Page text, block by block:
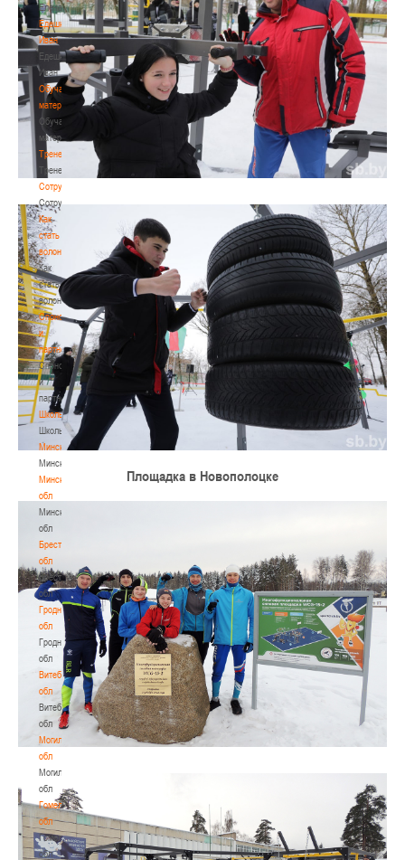
Елена
Едешко
Иван
Едешко
Иван
Обучающие
материалы
Обучающие
материалы
Тренерам
Тренерам
Сотрудничество
Сотрудничество
Как
стать
волонтером
Как
стать
волонтером
Спонсоры
и
партнеры
Спонсоры
и
партнеры
Школы
Школы
Минск
Минск
Минская
обл
Минская
обл
Брестская
обл
Брестская
обл
Гродненская
обл
Гродненская
обл
Витебская
обл
Витебская
обл
Могилевская
обл
Могилевская
обл
Гомельская
обл
Гомельская
обл
Площадка в Новополоцке